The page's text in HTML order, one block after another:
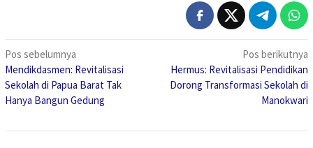
Navigasi
pos
Pos sebelumnya
Mendikdasmen: Revitalisasi
Sekolah di Papua Barat Tak
Hanya Bangun Gedung
Pos berikutnya
Hermus: Revitalisasi Pendidikan
Dorong Transformasi Sekolah di
Manokwari